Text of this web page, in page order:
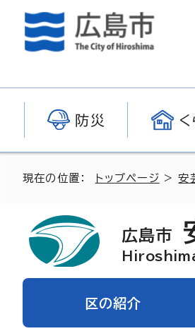
防災
現在の位置： トップページ >安
広島市
区の紹介